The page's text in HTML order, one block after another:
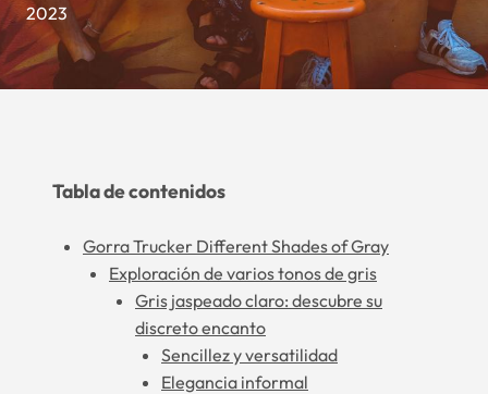
2023
Tabla de contenidos
Gorra Trucker Different Shades of Gray
Exploración de varios tonos de gris
Gris jaspeado claro: descubre su
discreto encanto
Sencillez y versatilidad
Elegancia informal